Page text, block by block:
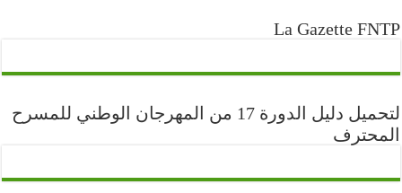
La Gazette FNTP
لتحميل دليل الدورة 17 من المهرجان الوطني للمسرح
المحترف